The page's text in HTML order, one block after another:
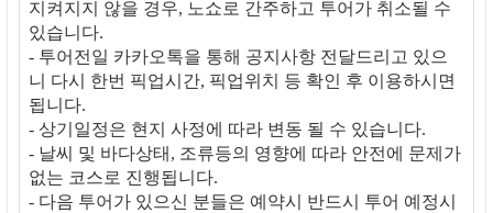
지켜지지 않을 경우, 노쇼로 간주하고 투어가 취소될 수
있습니다.
- 투어전일 카카오톡을 통해 공지사항 전달드리고 있으
니 다시 한번 픽업시간, 픽업위치 등 확인 후 이용하시면
됩니다.
- 상기일정은 현지 사정에 따라 변동 될 수 있습니다.
- 날씨 및 바다상태, 조류등의 영향에 따라 안전에 문제가
없는 코스로 진행됩니다.
- 다음 투어가 있으신 분들은 예약시 반드시 투어 예정시